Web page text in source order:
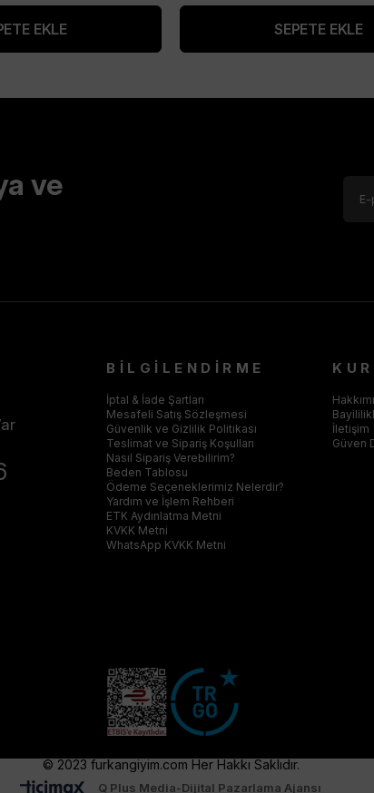
EKLE SEPETE EKLE
ve
BİLGİLENDİRME
İptal & İade Şartları
Mesafeli Satış Sözleşmesi
Güvenlik ve Gizlilik Politikası
Teslimat ve Sipariş Koşulları
Nasıl Sipariş Verebilirim?
Beden Tablosu
Ödeme Seçeneklerimiz Nelerdir?
Yardım ve İşlem Rehberi
ETK Aydınlatma Metni
KVKK Metni
WhatsApp KVKK Metni
İletişim
Güven
© 2023 furkangiyim.com Her Hakkı Saklıdır.
Q Plus Media-Dijital Pazarlama Ajansı